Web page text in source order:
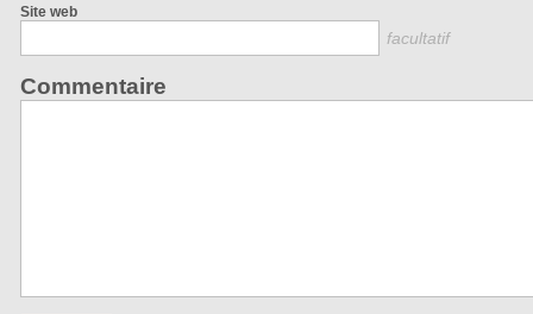
Site web
facultatif
Commentaire